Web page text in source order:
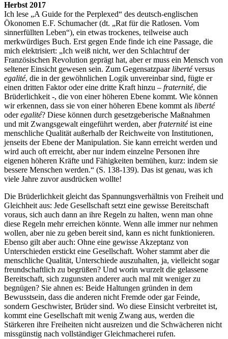
Herbst 2017
Ich lese „A Guide for the Perplexed“ des deutsch-englischen
Ökonomen E.F. Schumacher (dt. „Rat für die Ratlosen. Vom
sinnerfüllten Leben“), ein etwas trockenes, teilweise auch
merkwürdiges Buch. Erst gegen Ende finde ich eine Passage, die
mich elektrisiert: „Ich weiß nicht, wer den Schlachtruf der
Französischen Revolution geprägt hat, aber er muss ein Mensch von
seltener Einsicht gewesen sein. Zum Gegensatzpaar libertéversus
egalité, die in der gewöhnlichen Logik unvereinbar sind, fügte er
einen dritten Faktor oder eine dritte Kraft hinzu – fraternité, die
Brüderlichkeit -, die von einer höheren Ebene kommt. Wie können
wir erkennen, dass sie von einer höheren Ebene kommt als liberté
oderegalité? Diese können durch gesetzgeberische Maßnahmen
und mit Zwangsgewalt eingeführt werden, aberfraternitéist eine
menschliche Qualität außerhalb der Reichweite von Institutionen,
jenseits der Ebene der Manipulation. Sie kann erreicht werden und
wird auch oft erreicht, aber nur indem einzelne Personen ihre
eigenen höheren Kräfte und Fähigkeiten bemühen, kurz: indem sie
bessere Menschen werden.“ (S. 138-139). Das ist genau, was ich
viele Jahre zuvor ausdrücken wollte!
Die Brüderlichkeit gleicht das Spannungsverhältnis von Freiheit und
Gleichheit aus: Jede Gesellschaft setzt eine gewisse Bereitschaft
voraus, sich auch dann an ihre Regeln zu halten, wenn man ohne
diese Regeln mehr erreichen könnte. Wenn alle immer nur nehmen
wollen, aber nie zu geben bereit sind, kann es nicht funktionieren.
Ebenso gilt aber auch: Ohne eine gewisse Akzeptanz von
Unterschieden erstickt eine Gesellschaft. Woher stammt aber die
menschliche Qualität, Unterschiede auszuhalten, ja, vielleicht sogar
freundschaftlich zu begrüßen? Und worin wurzelt die gelassene
Bereitschaft, sich zugunsten anderer auch mal mit weniger zu
begnügen? Sie ahnen es: Beide Haltungen gründen in dem
Bewusstsein, dass die anderen nicht Fremde oder gar Feinde,
sondern Geschwister, Brüder sind. Wo diese Einsicht verbreitet ist,
kommt eine Gesellschaft mit wenig Zwang aus, werden die
Stärkeren ihre Freiheiten nicht ausreizen und die Schwächeren nicht
missgünstig nach vollständiger Gleichmacherei rufen.